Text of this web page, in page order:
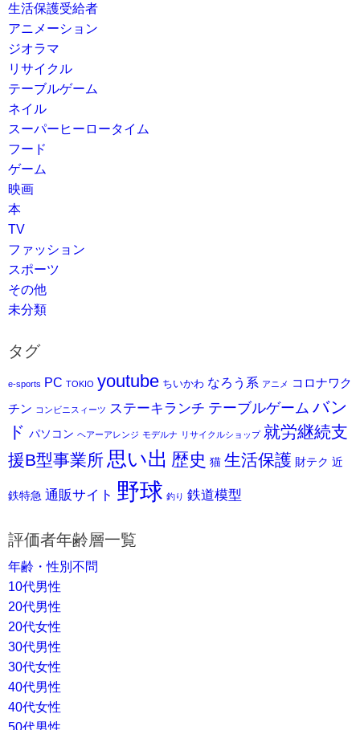
生活保護受給者
アニメーション
ジオラマ
リサイクル
テーブルゲーム
ネイル
スーパーヒーロータイム
フード
ゲーム
映画
本
TV
ファッション
スポーツ
その他
未分類
タグ
e-sports PC TOKIO youtube ちいかわ なろう系 アニメ
コロナワク
チン コンビニスィーツ ステーキランチ テーブルゲーム バン
ド パソコン ヘアーアレンジ モデルナ リサイクルショップ 就労継続支
援B型事業所 思い出 歴史 猫 生活保護 財テク 近
鉄特急 通販サイト 野球 釣り 鉄道模型
評価者年齢層一覧
年齢・性別不問
10代男性
20代男性
20代女性
30代男性
30代女性
40代男性
40代女性